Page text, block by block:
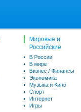
Мировые и
Российские
В России
В мире
Бизнес / Финансы
Экономика
Музыка и Кино
Спорт
Интернет
Игры